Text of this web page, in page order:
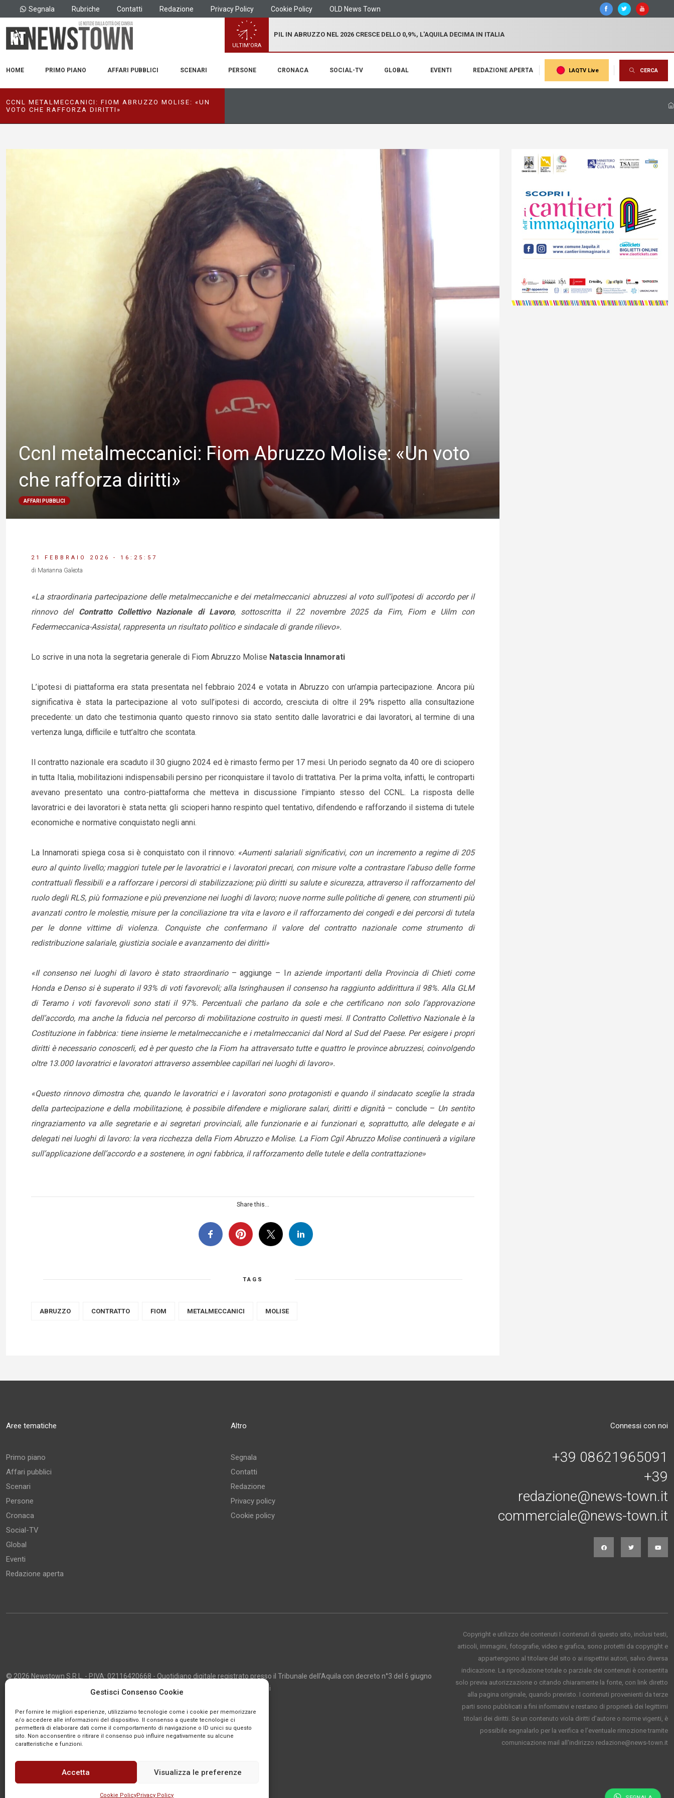
Gestisci Consenso Cookie
Per fornire le migliori esperienze, utilizziamo tecnologie come i cookie per memorizzare
e/o accedere alle informazioni del dispositivo. Il consenso a queste tecnologie ci
permetterà di elaborare dati come il comportamento di navigazione o ID unici su questo
sito. Non acconsentire o ritirare il consenso può influire negativamente su alcune
caratteristiche e funzioni.
Accetta Visualizza le preferenze
Cookie PolicyPrivacy Policy
Segnala Rubriche Contatti Redazione Privacy Policy Cookie Policy OLD News Town
ULTIM'ORA
PIL IN ABRUZZO NEL 2026 CRESCE DELLO 0,9%, L'AQUILA DECIMA IN ITALIA
HOME PRIMO PIANO AFFARI PUBBLICI SCENARI PERSONE CRONACA SOCIAL-TV GLOBAL EVENTI REDAZIONE APERTA LAQTV Live CERCA
CCNL METALMECCANICI: FIOM ABRUZZO MOLISE: «UN
VOTO CHE RAFFORZA DIRITTI»
Ccnl metalmeccanici: Fiom Abruzzo Molise: «Un voto
che rafforza diritti»
AFFARI PUBBLICI
21 FEBBRAIO 2026 - 16:25:57
di Marianna Galeota
«La straordinaria partecipazione delle metalmeccaniche e dei metalmeccanici abruzzesi al voto sull’ipotesi di accordo per il
rinnovo del Contratto Collettivo Nazionale di Lavoro, sottoscritta il 22 novembre 2025 da Fim, Fiom e Uilm con
Federmeccanica-Assistal, rappresenta un risultato politico e sindacale di grande rilievo».
Lo scrive in una nota la segretaria generale di Fiom Abruzzo Molise Natascia Innamorati
L’ipotesi di piattaforma era stata presentata nel febbraio 2024 e votata in Abruzzo con un’ampia partecipazione. Ancora più
significativa è stata la partecipazione al voto sull’ipotesi di accordo, cresciuta di oltre il 29% rispetto alla consultazione
precedente: un dato che testimonia quanto questo rinnovo sia stato sentito dalle lavoratrici e dai lavoratori, al termine di una
vertenza lunga, difficile e tutt’altro che scontata.
Il contratto nazionale era scaduto il 30 giugno 2024 ed è rimasto fermo per 17 mesi. Un periodo segnato da 40 ore di sciopero
in tutta Italia, mobilitazioni indispensabili persino per riconquistare il tavolo di trattativa. Per la prima volta, infatti, le controparti
avevano presentato una contro-piattaforma che metteva in discussione l’impianto stesso del CCNL. La risposta delle
lavoratrici e dei lavoratori è stata netta: gli scioperi hanno respinto quel tentativo, difendendo e rafforzando il sistema di tutele
economiche e normative conquistato negli anni.
La Innamorati spiega cosa si è conquistato con il rinnovo: «Aumenti salariali significativi, con un incremento a regime di 205
euro al quinto livello; maggiori tutele per le lavoratrici e i lavoratori precari, con misure volte a contrastare l’abuso delle forme
contrattuali flessibili e a rafforzare i percorsi di stabilizzazione; più diritti su salute e sicurezza, attraverso il rafforzamento del
ruolo degli RLS, più formazione e più prevenzione nei luoghi di lavoro; nuove norme sulle politiche di genere, con strumenti più
avanzati contro le molestie, misure per la conciliazione tra vita e lavoro e il rafforzamento dei congedi e dei percorsi di tutela
per le donne vittime di violenza. Conquiste che confermano il valore del contratto nazionale come strumento di
redistribuzione salariale, giustizia sociale e avanzamento dei diritti»
«Il consenso nei luoghi di lavoro è stato straordinario – aggiunge – In aziende importanti della Provincia di Chieti come
Honda e Denso si è superato il 93% di voti favorevoli; alla Isringhausen il consenso ha raggiunto addirittura il 98%. Alla GLM
di Teramo i voti favorevoli sono stati il 97%. Percentuali che parlano da sole e che certificano non solo l’approvazione
dell’accordo, ma anche la fiducia nel percorso di mobilitazione costruito in questi mesi. Il Contratto Collettivo Nazionale è la
Costituzione in fabbrica: tiene insieme le metalmeccaniche e i metalmeccanici dal Nord al Sud del Paese. Per esigere i propri
diritti è necessario conoscerli, ed è per questo che la Fiom ha attraversato tutte e quattro le province abruzzesi, coinvolgendo
oltre 13.000 lavoratrici e lavoratori attraverso assemblee capillari nei luoghi di lavoro».
«Questo rinnovo dimostra che, quando le lavoratrici e i lavoratori sono protagonisti e quando il sindacato sceglie la strada
della partecipazione e della mobilitazione, è possibile difendere e migliorare salari, diritti e dignità – conclude – Un sentito
ringraziamento va alle segretarie e ai segretari provinciali, alle funzionarie e ai funzionari e, soprattutto, alle delegate e ai
delegati nei luoghi di lavoro: la vera ricchezza della Fiom Abruzzo e Molise. La Fiom Cgil Abruzzo Molise continuerà a vigilare
sull’applicazione dell’accordo e a sostenere, in ogni fabbrica, il rafforzamento delle tutele e della contrattazione»
Share this...
TAGS
ABRUZZO CONTRATTO FIOM METALMECCANICI MOLISE
Aree tematiche
Primo piano
Affari pubblici
Scenari
Persone
Cronaca
Social-TV
Global
Eventi
Redazione aperta
Altro
Segnala
Contatti
Redazione
Privacy policy
Cookie policy
Connessi con noi
+39 08621965091
+39
redazione@news-town.it
commerciale@news-town.it
© 2026 Newstown S.R.L. - P.IVA: 02116420668 - Quotidiano digitale registrato presso il Tribunale dell'Aquila con decreto n°3 del 6 giugno
2013 - Direttore Responsabile: Giustino Masciocco - Capo Redattore: Marco Giancarli
Copyright e utilizzo dei contenuti I contenuti di questo sito, inclusi testi,
articoli, immagini, fotografie, video e grafica, sono protetti da copyright e
appartengono al titolare del sito o ai rispettivi autori, salvo diversa
indicazione. La riproduzione totale o parziale dei contenuti è consentita
solo previa autorizzazione o citando chiaramente la fonte, con link diretto
alla pagina originale, quando previsto. I contenuti provenienti da terze
parti sono pubblicati a fini informativi e restano di proprietà dei legittimi
titolari dei diritti. Se un contenuto viola diritti d’autore o norme vigenti, è
possibile segnalarlo per la verifica e l’eventuale rimozione tramite
comunicazione mail all'indirizzo redazione@news-town.it